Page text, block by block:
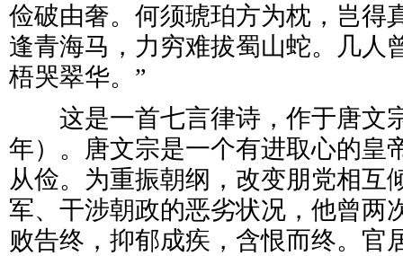
俭破由奢。何须琥珀方为枕，岂得
逢青海马，力穷难拔蜀山蛇。几人
梧哭翠华。”
这是一首七言律诗，作于唐文
年）。唐文宗是一个有进取心的皇
从俭。为重振朝纲，改变朋党相互
军、干涉朝政的恶劣状况，他曾两
败告终，抑郁成疾，含恨而终。官